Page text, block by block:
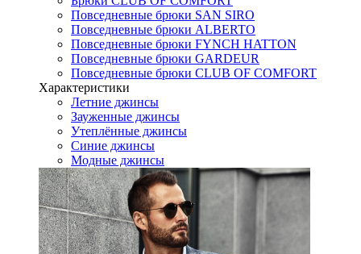
Повседневные брюки SAN SIRO
Повседневные брюки ALBERTO
Повседневные брюки FYNCH HATTON
Повседневные брюки GARDEUR
Повседневные брюки CLUB OF COMFORT
Характеристики
Летние джинсы
Зауженные джинсы
Утеплённые джинсы
Синие джинсы
Модные джинсы